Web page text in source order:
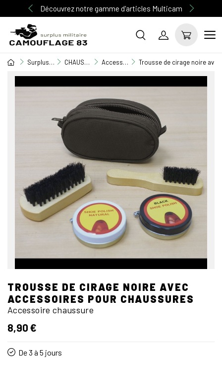
Découvrez notre gamme d'articles Multicam
Surplus Militaire CHAUSSURE / RANGERS Accessoire chaussure Trousse de cirage noire
TROUSSE DE CIRAGE NOIRE AVEC
ACCESSOIRES POUR CHAUSSURES
Accessoire chaussure
8,90 €
De 3 à 5 jours